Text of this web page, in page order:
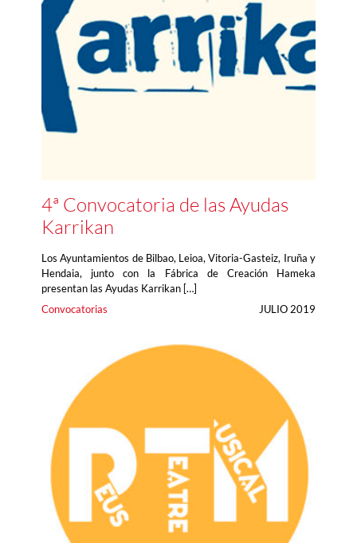
4ª Convocatoria de las Ayudas
Karrikan
Los Ayuntamientos de Bilbao, Leioa, Vitoria-Gasteiz, Iruña y
Hendaia, junto con la Fábrica de Creación Hameka
presentan las Ayudas Karrikan […]
Convocatorias
JULIO 2019